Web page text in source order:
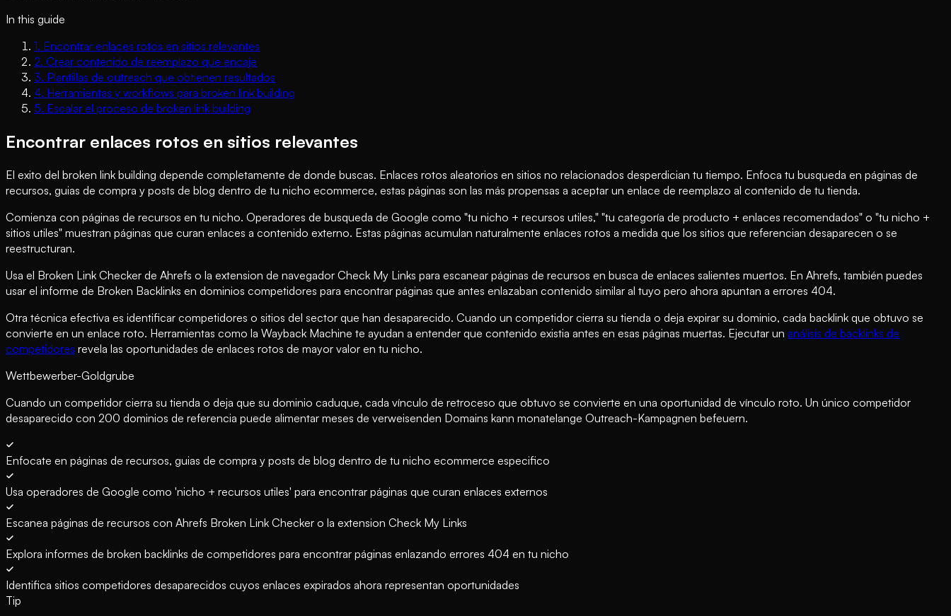
In this guide
1. Encontrar enlaces rotos en sitios relevantes
2. Crear contenido de reemplazo que encaje
3. Plantillas de outreach que obtienen resultados
4. Herramientas y workflows para broken link building
5. Escalar el proceso de broken link building
Encontrar enlaces rotos en sitios relevantes
El exito del broken link building depende completamente de donde buscas. Enlaces rotos aleatorios en sitios no relacionados desperdician tu tiempo. Enfoca tu busqueda en páginas de
recursos, guias de compra y posts de blog dentro de tu nicho ecommerce, estas páginas son las más propensas a aceptar un enlace de reemplazo al contenido de tu tienda.
Comienza con páginas de recursos en tu nicho. Operadores de busqueda de Google como "tu nicho + recursos utiles," "tu categoría de producto + enlaces recomendados" o "tu nicho +
sitios utiles" muestran páginas que curan enlaces a contenido externo. Estas páginas acumulan naturalmente enlaces rotos a medida que los sitios que referencian desaparecen o se
reestructuran.
Usa el Broken Link Checker de Ahrefs o la extension de navegador Check My Links para escanear páginas de recursos en busca de enlaces salientes muertos. En Ahrefs, también puedes
usar el informe de Broken Backlinks en dominios competidores para encontrar páginas que antes enlazaban contenido similar al tuyo pero ahora apuntan a errores 404.
Otra técnica efectiva es identificar competidores o sitios del sector que han desaparecido. Cuando un competidor cierra su tienda o deja expirar su dominio, cada backlink que obtuvo se
convierte en un enlace roto. Herramientas como la Wayback Machine te ayudan a entender que contenido existia antes en esas páginas muertas. Ejecutar un análisis de backlinks de
competidores revela las oportunidades de enlaces rotos de mayor valor en tu nicho.
Wettbewerber-Goldgrube
Cuando un competidor cierra su tienda o deja que su dominio caduque, cada vínculo de retroceso que obtuvo se convierte en una oportunidad de vínculo roto. Un único competidor
desaparecido con 200 dominios de referencia puede alimentar meses de verweisenden Domains kann monatelange Outreach-Kampagnen befeuern.
Enfocate en páginas de recursos, guias de compra y posts de blog dentro de tu nicho ecommerce especifico
Usa operadores de Google como 'nicho + recursos utiles' para encontrar páginas que curan enlaces externos
Escanea páginas de recursos con Ahrefs Broken Link Checker o la extension Check My Links
Explora informes de broken backlinks de competidores para encontrar páginas enlazando errores 404 en tu nicho
Identifica sitios competidores desaparecidos cuyos enlaces expirados ahora representan oportunidades
Tip